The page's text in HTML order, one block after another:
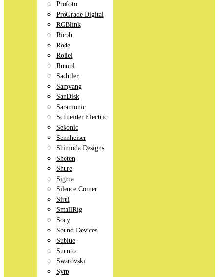
Profoto
ProGrade Digital
RGBlink
Ricoh
Rode
Rollei
Rumpl
Sachtler
Samyang
SanDisk
Saramonic
Schneider Electric
Sekonic
Sennheiser
Shimoda Designs
Shoten
Shure
Sigma
Silence Corner
Sirui
SmallRig
Sony
Sound Devices
Sublue
Suunto
Swarovski
Syrp